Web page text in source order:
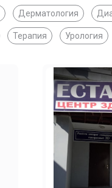
Дерматология
Терапия Урология